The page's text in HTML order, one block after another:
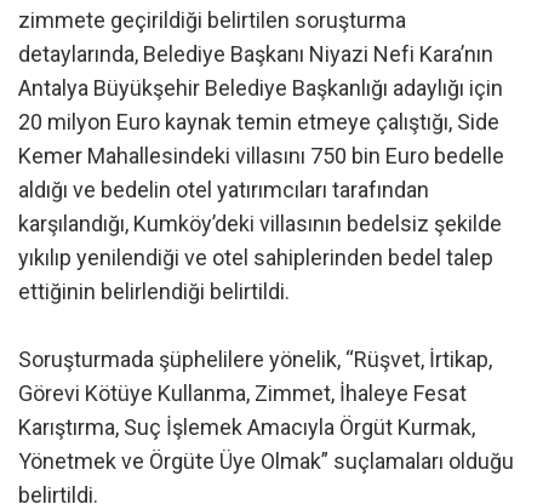
zimmete geçirildiği belirtilen soruşturma
detaylarında, Belediye Başkanı Niyazi Nefi Kara’nın
Antalya Büyükşehir Belediye Başkanlığı adaylığı için
20 milyon Euro kaynak temin etmeye çalıştığı, Side
Kemer Mahallesindeki villasını 750 bin Euro bedelle
aldığı ve bedelin otel yatırımcıları tarafından
karşılandığı, Kumköy’deki villasının bedelsiz şekilde
yıkılıp yenilendiği ve otel sahiplerinden bedel talep
ettiğinin belirlendiği belirtildi.
Soruşturmada şüphelilere yönelik, “Rüşvet, İrtikap,
Görevi Kötüye Kullanma, Zimmet, İhaleye Fesat
Karıştırma, Suç İşlemek Amacıyla Örgüt Kurmak,
Yönetmek ve Örgüte Üye Olmak” suçlamaları olduğu
belirtildi.